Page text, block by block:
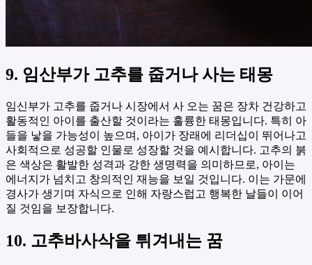
9. 임산부가 고추를 줍거나 사는 태몽
임신부가 고추를 줍거나 시장에서 사 오는 꿈은 장차 건강하고
활동적인 아이를 출산할 것이라는 훌륭한 태몽입니다. 특히 아
들을 낳을 가능성이 높으며, 아이가 장래에 리더십이 뛰어나고
사회적으로 성공할 인물로 성장할 것을 예시합니다. 고추의 붉
은 색상은 활발한 성격과 강한 생명력을 의미하므로, 아이는
에너지가 넘치고 창의적인 재능을 보일 것입니다. 이는 가문에
경사가 생기며 자식으로 인해 자랑스럽고 행복한 날들이 이어
질 것임을 보장합니다.
10. 고추바사삭을 튀겨내는 꿈